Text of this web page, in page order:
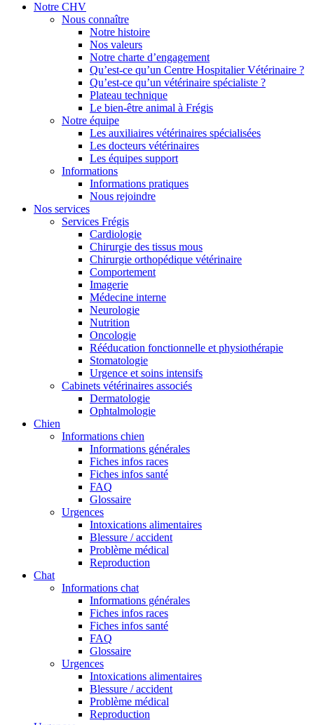
Notre CHV
Nous connaître
Notre histoire
Nos valeurs
Notre charte d’engagement
Qu’est-ce qu’un Centre Hospitalier Vétérinaire ?
Qu’est-ce qu’un vétérinaire spécialiste ?
Plateau technique
Le bien-être animal à Frégis
Notre équipe
Les auxiliaires vétérinaires spécialisées
Les docteurs vétérinaires
Les équipes support
Informations
Informations pratiques
Nous rejoindre
Nos services
Services Frégis
Cardiologie
Chirurgie des tissus mous
Chirurgie orthopédique vétérinaire
Comportement
Imagerie
Médecine interne
Neurologie
Nutrition
Oncologie
Rééducation fonctionnelle et physiothérapie
Stomatologie
Urgence et soins intensifs
Cabinets vétérinaires associés
Dermatologie
Ophtalmologie
Chien
Informations chien
Informations générales
Fiches infos races
Fiches infos santé
FAQ
Glossaire
Urgences
Intoxications alimentaires
Blessure / accident
Problème médical
Reproduction
Chat
Informations chat
Informations générales
Fiches infos races
Fiches infos santé
FAQ
Glossaire
Urgences
Intoxications alimentaires
Blessure / accident
Problème médical
Reproduction